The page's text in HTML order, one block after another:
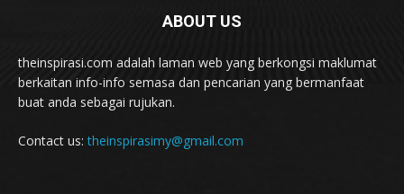
ABOUT US
theinspirasi.com adalah laman web yang berkongsi maklumat
berkaitan info-info semasa dan pencarian yang bermanfaat
buat anda sebagai rujukan.
Contact us:theinspirasimy@gmail.com